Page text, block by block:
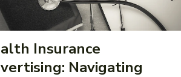
Insurance
Navigating